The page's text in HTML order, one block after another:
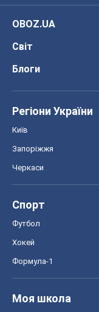
OBOZ.UA
Світ
Блоги
Регіони України
Київ
Запоріжжя
Черкаси
Спорт
Футбол
Хокей
Формула-1
Моя школа